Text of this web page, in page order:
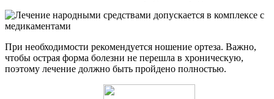
При необходимости рекомендуется ношение ортеза. Важно,
чтобы острая форма болезни не перешла в хроническую,
поэтому лечение должно быть пройдено полностью.